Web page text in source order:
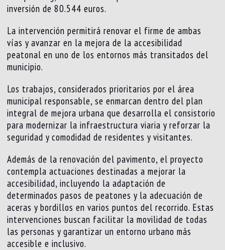
inversión de 80.544 euros.
La intervención permitirá renovar el firme de ambas
vías y avanzar en la mejora de la accesibilidad
peatonal en uno de los entornos más transitados del
municipio.
Los trabajos, considerados prioritarios por el área
municipal responsable, se enmarcan dentro del plan
integral de mejora urbana que desarrolla el consistorio
para modernizar la infraestructura viaria y reforzar la
seguridad y comodidad de residentes y visitantes.
Además de la renovación del pavimento, el proyecto
contempla actuaciones destinadas a mejorar la
accesibilidad, incluyendo la adaptación de
determinados pasos de peatones y la adecuación de
aceras y bordillos en varios puntos del recorrido. Estas
intervenciones buscan facilitar la movilidad de todas
las personas y garantizar un entorno urbano más
accesible e inclusivo.